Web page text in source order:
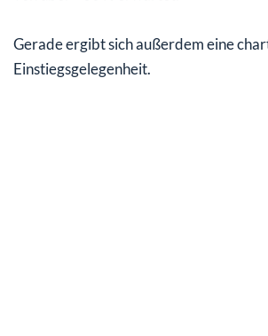
Gerade ergibt sich außerdem eine
Einstiegsgelegenheit.